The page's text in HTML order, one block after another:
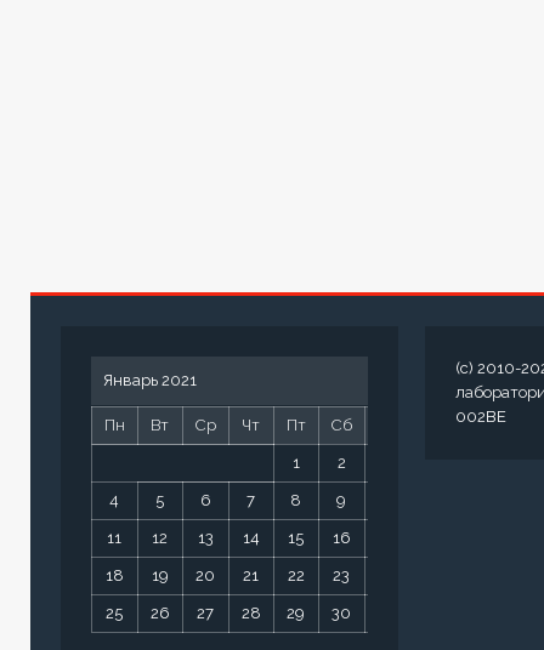
Январь 2021
Пн Вт Ср Чт Пт Сб
1 2
4 5 6 7 8 9
11 12 13 14 15 16
18 19 20 21 22 23
25 26 27 28 29 30
(c) 2010-
002BE